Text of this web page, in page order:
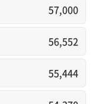
57,000
56,552
55,444